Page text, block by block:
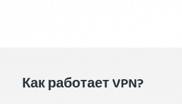
Как работает VPN?